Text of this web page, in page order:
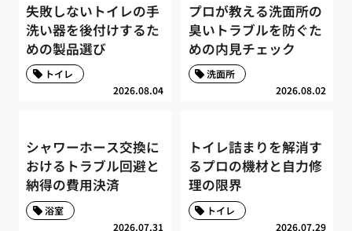
失敗しないトイレの手
洗い器を後付けするた
めの製品選び
2026.08.04
トイレ
プロが教える洗面所の
臭いトラブルを防ぐた
めの内見チェック
2026.08.02
洗面所
シャワーホース交換に
おけるトラブル回避と
納得の費用決済
2026.07.31
浴室
トイレ詰まりを解消す
るプロの機材と自力修
理の限界
2026.07.29
トイレ